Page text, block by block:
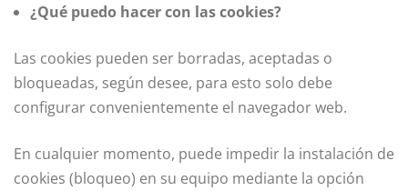
¿Qué puedo hacer con las cookies?
Las cookies pueden ser borradas, aceptadas o
bloqueadas, según desee, para esto solo debe
configurar convenientemente el navegador web.
En cualquier momento, puede impedir la instalación de
cookies (bloqueo) en su equipo mediante la opción